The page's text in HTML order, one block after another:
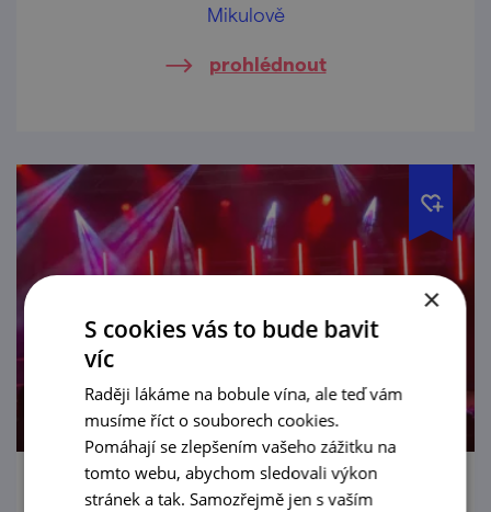
Mikulově
prohlédnout
Živá hudba U Zajíce - The Gardeners
×
S cookies vás to bude bavit
víc
Raději lákáme na bobule vína, ale teď vám
musíme říct o souborech cookies.
Pomáhají se zlepšením vašeho zážitku na
tomto webu, abychom sledovali výkon
stránek a tak. Samozřejmě jen s vaším